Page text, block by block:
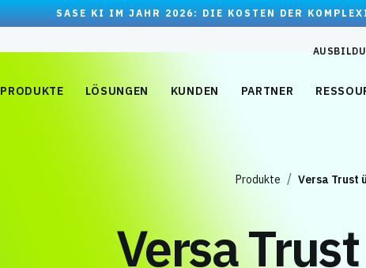
SASE KI IM JAHR 2026: DIE KOSTEN DER
PRODUKTE LÖSUNGEN KUNDEN PARTNER
Produkte Versa Trust
Versa